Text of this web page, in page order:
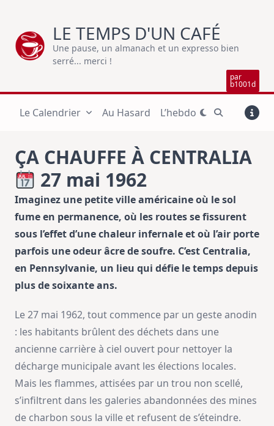
content
LE TEMPS D'UN CAFÉ
Une pause, un almanach et un expresso bien
serré... merci !
par
b1001d
Le Calendrier Au Hasard L’hebdo
ÇA CHAUFFE À CENTRALIA
27 mai 1962
Imaginez une petite ville américaine où le sol
fume en permanence, où les routes se fissurent
sous l’effet d’une chaleur infernale et où l’air porte
parfois une odeur âcre de soufre. C’est Centralia,
en Pennsylvanie, un lieu qui défie le temps depuis
plus de soixante ans.
Le 27 mai 1962, tout commence par un geste anodin
: les habitants brûlent des déchets dans une
ancienne carrière à ciel ouvert pour nettoyer la
décharge municipale avant les élections locales.
Mais les flammes, attisées par un trou non scellé,
s’infiltrent dans les galeries abandonnées des mines
de charbon sous la ville et refusent de s’éteindre.